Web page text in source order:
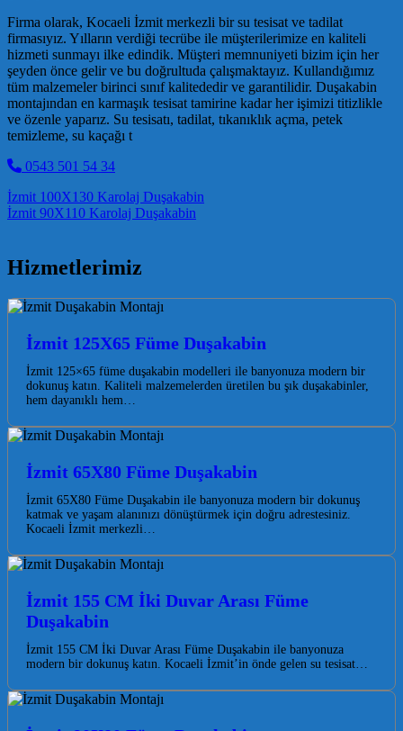
Firma olarak, Kocaeli İzmit merkezli bir su tesisat ve tadilat
firmasıyız. Yılların verdiği tecrübe ile müşterilerimize en kaliteli
hizmeti sunmayı ilke edindik. Müşteri memnuniyeti bizim için her
şeyden önce gelir ve bu doğrultuda çalışmaktayız. Kullandığımız
tüm malzemeler birinci sınıf kalitededir ve garantilidir. Duşakabin
montajından en karmaşık tesisat tamirine kadar her işimizi titizlikle
ve özenle yaparız. Su tesisatı, tadilat, tıkanıklık açma, petek
temizleme, su kaçağı t
0543 501 54 34
Post navigation
İzmit 100X130 Karolaj Duşakabin
İzmit 90X110 Karolaj Duşakabin
Hizmetlerimiz
İzmit 125X65 Füme Duşakabin
İzmit 125×65 füme duşakabin modelleri ile banyonuza modern bir
dokunuş katın. Kaliteli malzemelerden üretilen bu şık duşakabinler,
hem dayanıklı hem…
İzmit 65X80 Füme Duşakabin
İzmit 65X80 Füme Duşakabin ile banyonuza modern bir dokunuş
katmak ve yaşam alanınızı dönüştürmek için doğru adrestesiniz.
Kocaeli İzmit merkezli…
İzmit 155 CM İki Duvar Arası Füme
Duşakabin
İzmit 155 CM İki Duvar Arası Füme Duşakabin ile banyonuza
modern bir dokunuş katın. Kocaeli İzmit’in önde gelen su tesisat…